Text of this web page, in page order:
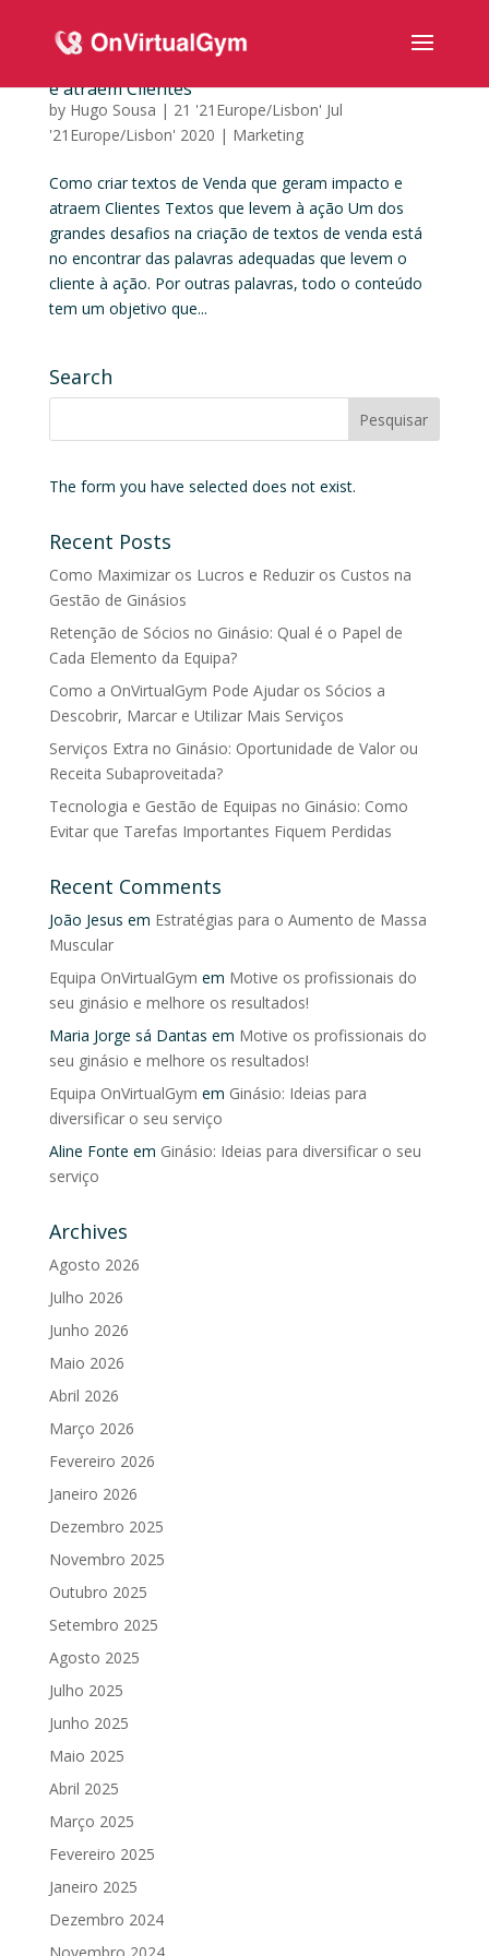
e atraem Clientes
by Hugo Sousa | 21 '21Europe/Lisbon' Jul
'21Europe/Lisbon' 2020 | Marketing
Como criar textos de Venda que geram impacto e
atraem Clientes Textos que levem à ação Um dos
grandes desafios na criação de textos de venda está
no encontrar das palavras adequadas que levem o
cliente à ação. Por outras palavras, todo o conteúdo
tem um objetivo que...
Search
The form you have selected does not exist.
Recent Posts
Como Maximizar os Lucros e Reduzir os Custos na
Gestão de Ginásios
Retenção de Sócios no Ginásio: Qual é o Papel de
Cada Elemento da Equipa?
Como a OnVirtualGym Pode Ajudar os Sócios a
Descobrir, Marcar e Utilizar Mais Serviços
Serviços Extra no Ginásio: Oportunidade de Valor ou
Receita Subaproveitada?
Tecnologia e Gestão de Equipas no Ginásio: Como
Evitar que Tarefas Importantes Fiquem Perdidas
Recent Comments
João Jesus em Estratégias para o Aumento de Massa
Muscular
Equipa OnVirtualGym em Motive os profissionais do
seu ginásio e melhore os resultados!
Maria Jorge sá Dantas em Motive os profissionais do
seu ginásio e melhore os resultados!
Equipa OnVirtualGym em Ginásio: Ideias para
diversificar o seu serviço
Aline Fonte em Ginásio: Ideias para diversificar o seu
serviço
Archives
Agosto 2026
Julho 2026
Junho 2026
Maio 2026
Abril 2026
Março 2026
Fevereiro 2026
Janeiro 2026
Dezembro 2025
Novembro 2025
Outubro 2025
Setembro 2025
Agosto 2025
Julho 2025
Junho 2025
Maio 2025
Abril 2025
Março 2025
Fevereiro 2025
Janeiro 2025
Dezembro 2024